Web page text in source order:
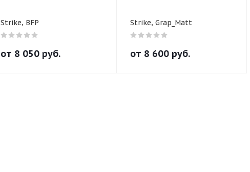
Strike, BFP
от 8 050 руб.
Strike, Grap_Matt
от 8 600 руб.
Получайте товар выбранный способом